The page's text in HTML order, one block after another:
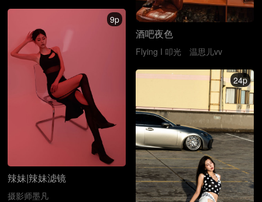
酒吧夜色
Flying I 叩光 温思儿vv
9p
辣妹|辣妹滤镜
摄影师墨凡
24p